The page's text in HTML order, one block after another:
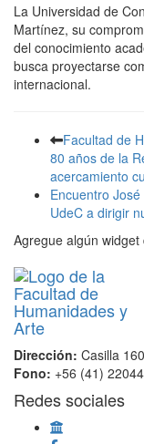
La Universidad de
Martínez, su
del conocimiento
busca proyectarse
internacional.
Facultad de
80 años de la
acercamiento
Encuentro
UdeC a dirigir
Agregue algún
Dirección: Casilla
Fono: +56 (41)
Redes sociales